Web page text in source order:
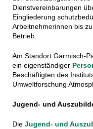
Dienstvereinbarungen
Eingliederung
Arbeitnehmerinnen bis
Betrieb.
Am Standort Garmisch-
ein eigenständiger
Beschäftigten des
Umweltforschung
Jugend- und
Die Jugend- und